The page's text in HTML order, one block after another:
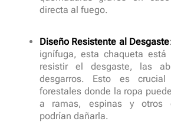
directa al fuego.
Diseño Resistente al Desgaste
ignífuga, esta chaqueta está
resistir el desgaste, las
desgarros. Esto es
forestales donde la ropa
a ramas, espinas y otros
podrían dañarla.